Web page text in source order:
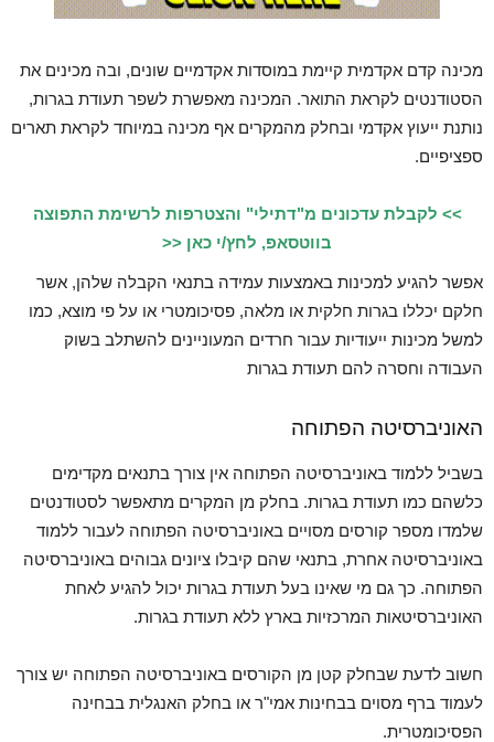
מכינה קדם אקדמית קיימת במוסדות אקדמיים שונים, ובה מכינים את
הסטודנטים לקראת התואר. המכינה מאפשרת לשפר תעודת בגרות,
נותנת ייעוץ אקדמי ובחלק מהמקרים אף מכינה במיוחד לקראת תארים
ספציפיים.
>> לקבלת עדכונים מ"דתילי" והצטרפות לרשימת התפוצה
בווטסאפ, לחץ/י כאן <<
אפשר להגיע למכינות באמצעות עמידה בתנאי הקבלה שלהן, אשר
חלקם יכללו בגרות חלקית או מלאה, פסיכומטרי או על פי מוצא, כמו
למשל מכינות ייעודיות עבור חרדים המעוניינים להשתלב בשוק
העבודה וחסרה להם תעודת בגרות
האוניברסיטה הפתוחה
בשביל ללמוד באוניברסיטה הפתוחה אין צורך בתנאים מקדימים
כלשהם כמו תעודת בגרות. בחלק מן המקרים מתאפשר לסטודנטים
שלמדו מספר קורסים מסויים באוניברסיטה הפתוחה לעבור ללמוד
באוניברסיטה אחרת, בתנאי שהם קיבלו ציונים גבוהים באוניברסיטה
הפתוחה. כך גם מי שאינו בעל תעודת בגרות יכול להגיע לאחת
האוניברסיטאות המרכזיות בארץ ללא תעודת בגרות.
חשוב לדעת שבחלק קטן מן הקורסים באוניברסיטה הפתוחה יש צורך
לעמוד ברף מסוים בבחינות אמי"ר או בחלק האנגלית בבחינה
הפסיכומטרית.